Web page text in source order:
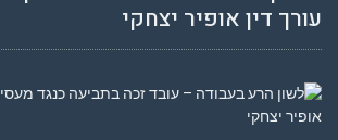
עורך דין אופיר יצחקי